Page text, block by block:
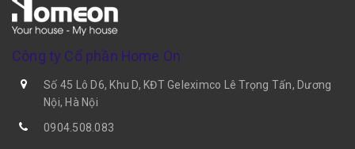
Công ty Cổ phần Home On
Số 45 Lô D6, Khu D, KĐT Geleximco Lê Trọng Tấn, Dương
Nội, Hà Nội
0904.508.083